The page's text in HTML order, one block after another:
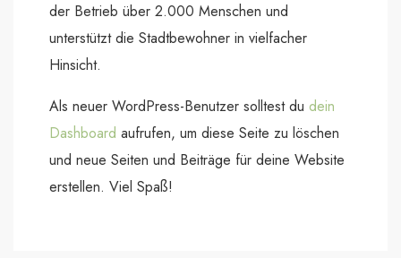
der Betrieb über 2.000 Menschen und
unterstützt die Stadtbewohner in vielfacher
Hinsicht.
Als neuer WordPress-Benutzer solltest du dein
Dashboard aufrufen, um diese Seite zu löschen
und neue Seiten und Beiträge für deine Website
erstellen. Viel Spaß!